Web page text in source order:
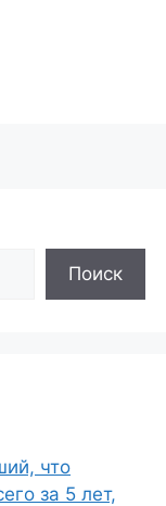
Поиск
что
за 5 лет,